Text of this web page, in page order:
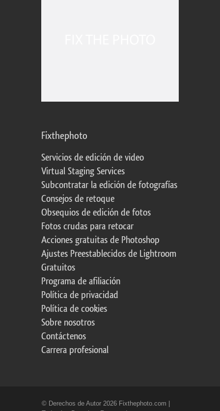
Fixthephoto
Servicios de edición de video
Virtual Staging Services
Subcontratar la edición de fotografías
Consejos de retoque
Obsequios de edición de fotos
Fotos crudas para retocar
Acciones gratuitas de Photoshop
Ajustes Preestablecidos de Lightroom
Gratuitos
Programa de afiliación
Política de privacidad
Política de cookies
Sobre nosotros
Contáctenos
Carrera profesional
© Derechos de Autor 2026 Fixthephoto.com |